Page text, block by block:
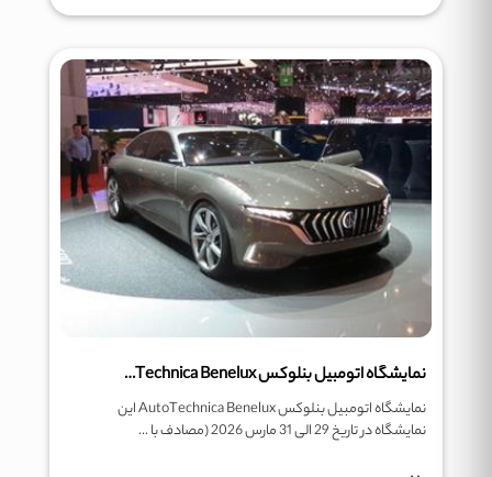
نمایشگاه اتومبیل بنلوکس AutoTechnica Benelux
نمایشگاه اتومبیل بنلوکس AutoTechnica Benelux این
نمایشگاه در تاریخ 29 الی 31 مارس 2026 (مصادف با ...